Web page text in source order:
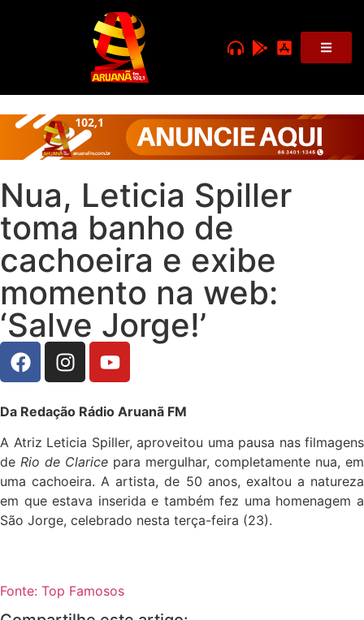
Nua, Leticia Spiller
toma banho de
cachoeira e exibe
momento na web:
‘Salve Jorge!’
Da Redação Rádio Aruanã FM
A Atriz Leticia Spiller, aproveitou uma pausa nas filmagens
de Rio de Clarice para mergulhar, completamente nua, em
uma cachoeira. A artista, de 50 anos, exaltou a natureza
em que estava inserida e também fez uma homenagem a
São Jorge, celebrado nesta terça-feira (23).
Fonte: Top Famosos